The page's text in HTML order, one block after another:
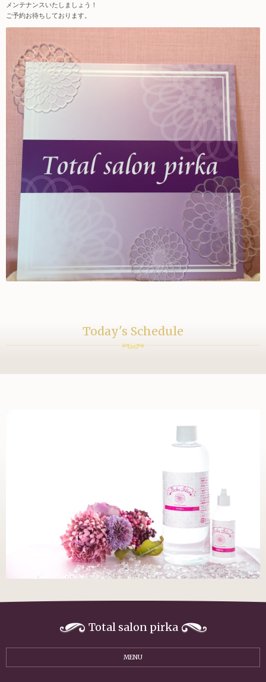
メンテナンスいたしましょう！
ご予約お待ちしております。
Today's Schedule
Total salon pirka
MENU